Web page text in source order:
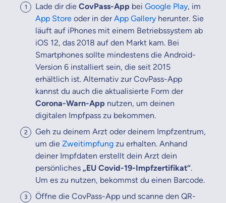
Lade dir die CovPass-App bei Google Play, im
App Store oder in derApp Gallery herunter. Sie
läuft auf iPhones mit einem Betriebssystem ab
iOS 12, das 2018 auf den Markt kam. Bei
Smartphones sollte mindestens die Android-
Version 6 installiert sein, die seit 2015
erhältlich ist. Alternativ zur CovPass-App
kannst du auch die aktualisierte Form der
Corona-Warn-App nutzen, um deinen
digitalen Impfpass zu bekommen.
Geh zu deinem Arzt oder deinem Impfzentrum,
um die Zweitimpfung zu erhalten. Anhand
deiner Impfdaten erstellt dein Arzt dein
persönliches „EU Covid-19-Impfzertifikat“.
Um es zu nutzen, bekommst du einen Barcode.
Öffne die CovPass-App und scanne den QR-